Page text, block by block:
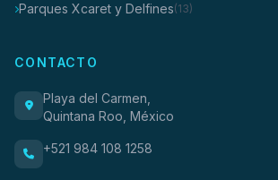
Parques Xcaret y Delfines(13)
CONTACTO
Playa del Carmen,
Quintana Roo, México
+521 984 108 1258